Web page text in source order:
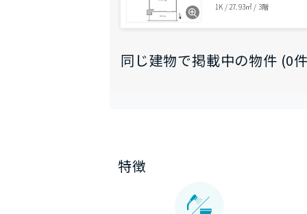
1K / 27.93㎡ / 3階
同じ建物で掲載中の物件 (0
特徴